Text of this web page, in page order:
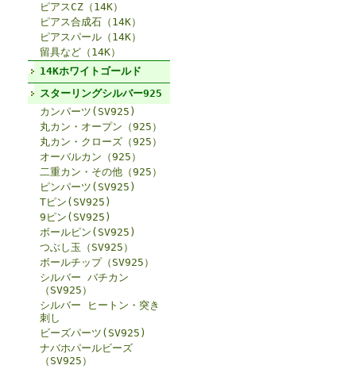
ピアスCZ（14K）
ピアス合成石（14K）
ピアスパール（14K）
留具など（14K）
14Kホワイトゴールド
スターリングシルバー925
カンパーツ(SV925)
丸カン・オープン（925）
丸カン・クローズ（925）
オーバルカン（925）
二重カン・その他（925）
ピンパーツ(SV925)
Tピン(SV925)
9ピン(SV925)
ボールピン(SV925)
つぶし玉（SV925）
ボールチップ（SV925）
シルバー バチカン
（SV925）
シルバー ヒートン・突き
刺し
ビーズパーツ(SV925)
ナバホパールビーズ
（SV925）